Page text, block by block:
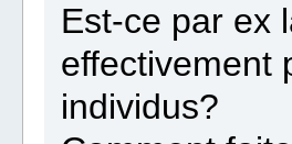
Est-ce par ex
effectivement
individus?